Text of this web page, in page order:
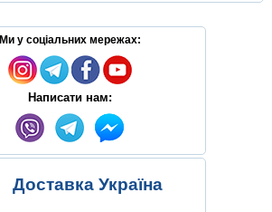
Ми у соціальних мережах:
Написати нам:
Доставка Україна